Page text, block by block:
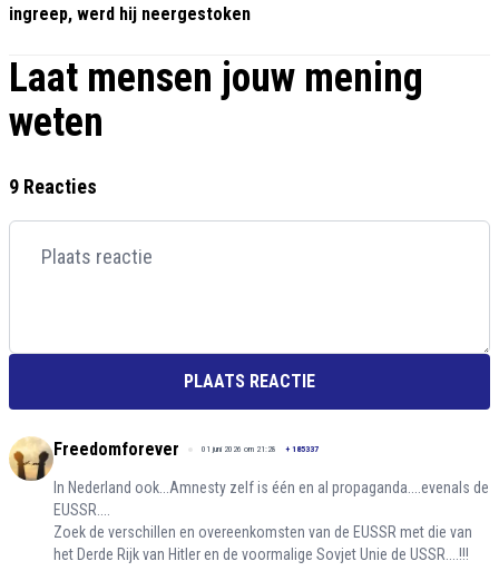
ingreep, werd hij neergestoken
Laat mensen jouw mening
weten
9 Reacties
PLAATS REACTIE
Freedomforever 01 juni 2026 om 21:28 + 185337
In Nederland ook...Amnesty zelf is één en al propaganda....evenals de
EUSSR....
Zoek de verschillen en overeenkomsten van de EUSSR met die van
het Derde Rijk van Hitler en de voormalige Sovjet Unie de USSR....!!!